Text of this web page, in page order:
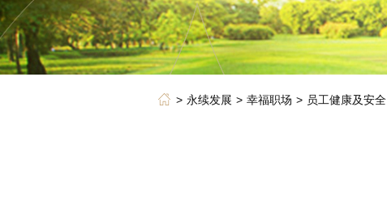
永续发展 幸福职场 员工健康及安全